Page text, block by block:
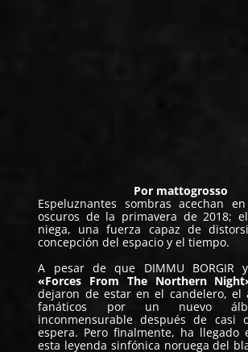
Por mattogrosso
Espeluznantes sombras acechan
oscuros de la primavera de 2018;
niega, una fuerza capaz de
concepción del espacio y el tiempo.
A pesar de que DIMMU BORGIR
«Forces From The Northern
dejaron de estar en el candelero, el
fanáticos por un nuevo
inconmensurable después de casi
espera. Pero finalmente, ha llegado
esta leyenda sinfónica noruega del